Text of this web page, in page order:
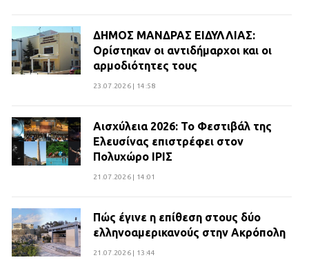
ΔΗΜΟΣ ΜΑΝΔΡΑΣ ΕΙΔΥΛΛΙΑΣ:
Ορίστηκαν οι αντιδήμαρχοι και οι
αρμοδιότητες τους
23.07.2026 | 14:58
Αισχύλεια 2026: Το Φεστιβάλ της
Ελευσίνας επιστρέφει στον
Πολυχώρο ΙΡΙΣ
21.07.2026 | 14:01
Πώς έγινε η επίθεση στους δύο
ελληνοαμερικανούς στην Ακρόπολη
21.07.2026 | 13:44